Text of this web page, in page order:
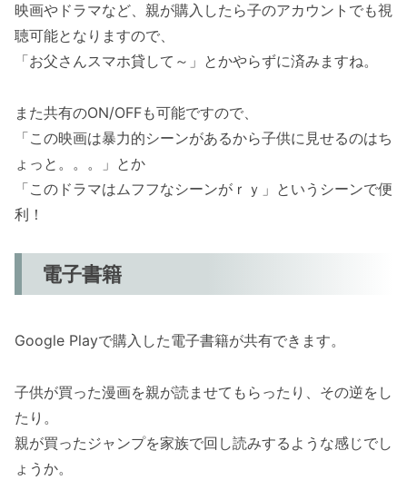
映画やドラマなど、親が購入したら子のアカウントでも視
聴可能となりますので、
「お父さんスマホ貸して～」とかやらずに済みますね。
また共有のON/OFFも可能ですので、
「この映画は暴力的シーンがあるから子供に見せるのはち
ょっと。。。」とか
「このドラマはムフフなシーンがｒｙ」というシーンで便
利！
電子書籍
Google Playで購入した電子書籍が共有できます。
子供が買った漫画を親が読ませてもらったり、その逆をし
たり。
親が買ったジャンプを家族で回し読みするような感じでし
ょうか。